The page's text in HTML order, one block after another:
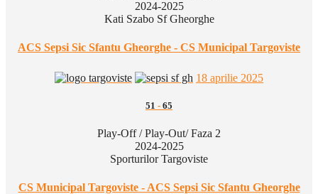
2024-2025
Kati Szabo Sf Gheorghe
ACS Sepsi Sic Sfantu Gheorghe - CS Municipal Targoviste
18 aprilie 2025
51 - 65
Play-Off / Play-Out/ Faza 2
2024-2025
Sporturilor Targoviste
CS Municipal Targoviste - ACS Sepsi Sic Sfantu Gheorghe